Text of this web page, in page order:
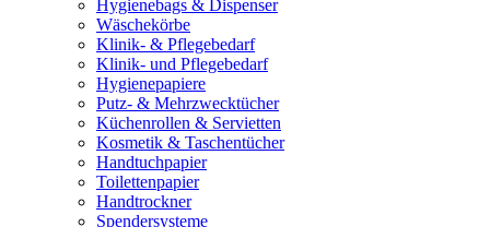
Hygienebags & Dispenser
Wäschekörbe
Klinik- & Pflegebedarf
Klinik- und Pflegebedarf
Hygienepapiere
Putz- & Mehrzwecktücher
Küchenrollen & Servietten
Kosmetik & Taschentücher
Handtuchpapier
Toilettenpapier
Handtrockner
Spendersysteme